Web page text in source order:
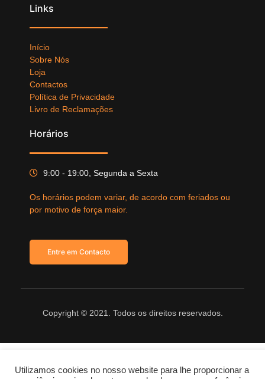
Links
Início
Sobre Nós
Loja
Contactos
Política de Privacidade
Livro de Reclamações
Horários
9:00 - 19:00, Segunda a Sexta
Os horários podem variar, de acordo com feriados ou
por motivo de força maior.
Entre em Contacto
Copyright © 2021. Todos os direitos reservados.
Utilizamos cookies no nosso website para lhe proporcionar a